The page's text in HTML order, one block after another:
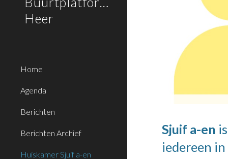
Heer
Home
Agenda
Berichten
Berichten Archief
Huiskamer Sjuif a-en
Sjuif a-en
iedereen in